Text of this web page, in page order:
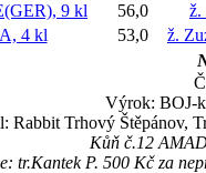
9 kl 56,0
ž.
4 kl 53,0
ž.
Výrok: BOJ-
Rabbit Trhový Štěpánov,
Kůň č.12
tr.Kantek P. 500 Kč za